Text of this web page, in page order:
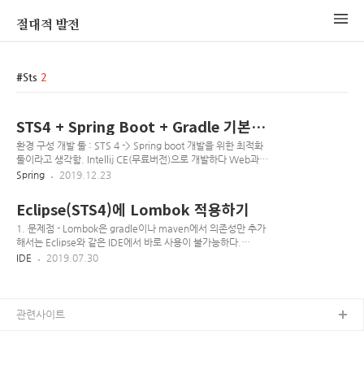
절대적 발전
Sts 2
STS4 + Spring Boot + Gradle 기본
세팅하기
환경 구성 개발 툴 : STS 4 -> Spring boot 개발을 위한 최적화
툴이라고 생각함. Intellij CE(무료버전)으로 개발하다 Web과
Spring 그리고 JSP에 대한 기능 미비로 대체함 빌드도구 :
비해 간결한 설정 프레임워크 : Spring Boot -> Spring 레거시
보다 빠른 프로젝트 시작 가능이 최대의 장점이라고 생각한다.
그리고 확장성 부분도 부트가 나온지 꽤 됐기 때문에.. 레거시보
단 못하겠지만 그래도 훌륭하지 않을까. 귀찮음을 해결한 대가
라고 생각하자. Spring Boot makes it easy to create stand-
Spring 2019.12.23
Eclipse(STS4)에 Lombok 적용하기
1. 문제점 - Lombok은 gradle이나 maven에서 의존성만 추가
해서는 Eclipse와 같은 IDE에서 바로 사용이 불가능하다.
@Getter public class Posts { private Long id; } 해당 소스에
'org.projectlombok:lombok' annotationProcessor
IDE 2019.07.30
관련사이트